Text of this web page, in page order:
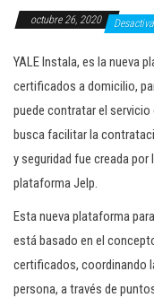
octubre 26, 2020
YALE Instala, es la nueva
certificados a domicilio,
puede contratar el
busca facilitar la
y seguridad fue creada
plataforma Jelp.
Esta nueva plataforma
está basado en el
certificados, coordinando
persona, a través de